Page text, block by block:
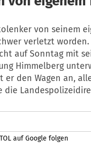
von seinem
verletzt worden.
auf Sonntag mit
Himmelberg
den Wagen an,
die
auf Google folgen